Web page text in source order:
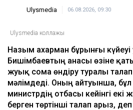
Ulysmedia 06.08.2026, 09:30
Ulysmedia коллажы
Назым Қахарман бұрынғы күйеуі
Бишімбаевтың анасы өзіне
жуық сома өндіру туралы талап
мәлімдеді. Оның айтуынша, бұл
министрдің отбасы кейінгі екі
берген төртінші талап арыз, деп